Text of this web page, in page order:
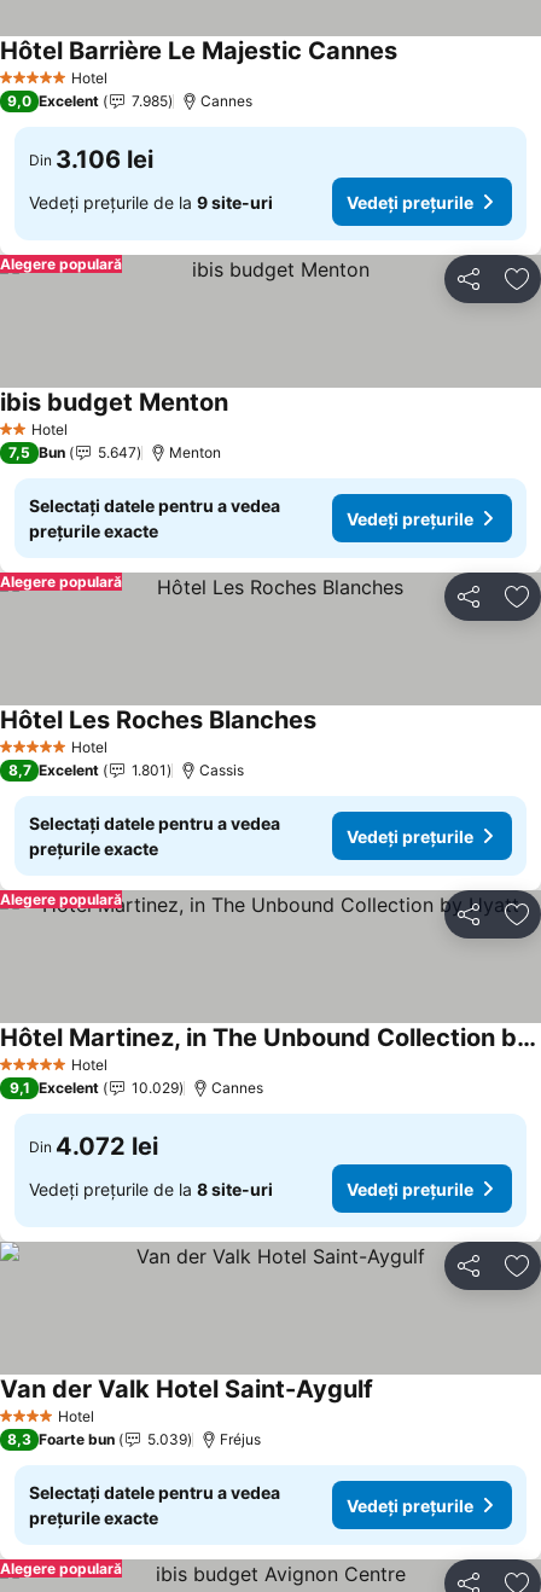
5 Stele Hotel
Hôtel Barrière Le Majestic CannesVedeți prețurile
9,0 Excelent 7.985 Cannes
Din 3.106 lei
Vedeți prețurile de la 9 site-uri Vedeți prețurile
Distribuiți
Alegere populară
2 SteleHotel
ibis budget MentonVedeți prețurile
7,5 Bun 5.647 Menton
Selectați datele pentru a vedea
prețurile exacte
Vedeți prețurile
Distribuiți
Alegere populară
5 Stele Hotel
Hôtel Les Roches BlanchesVedeți prețurile
8,7 Excelent 1.801 Cassis
Selectați datele pentru a vedea
prețurile exacte
Vedeți prețurile
Distribuiți
Alegere populară
5 Stele Hotel
Hôtel Martinez, in The Unbound Collection by Hyatt
Vedeți prețurile
9,1 Excelent 10.029 Cannes
Din 4.072 lei
Vedeți prețurile de la 8 site-uri Vedeți prețurile
Distribuiți
4 Stele Hotel
Van der Valk Hotel Saint-Aygulf
8,3 Foarte bun 5.039 Fréjus
Selectați datele pentru a vedea
prețurile exacte
Vedeți prețurile
Alegere populară